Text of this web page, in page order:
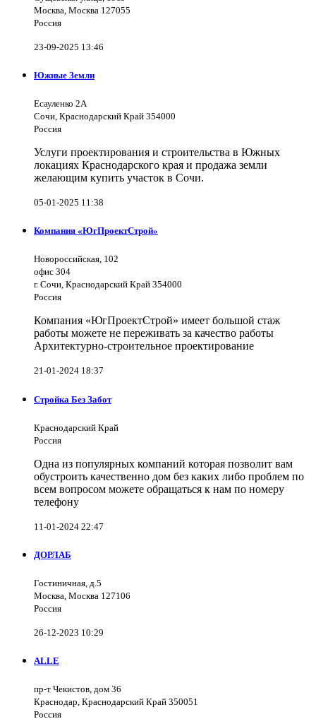
Москва, Москва 127055
Россия
23-09-2025 13:46
Южные Земли
Есауленко 2А
Сочи, Краснодарский Край 354000
Россия
Услуги проектирования и строительства в Южных
локациях Краснодарского края и продажа земли
желающим купить участок в Сочи.
05-01-2025 11:38
Компания «ЮгПроектСтрой»
Новороссийская, 102
офис 304
г. Сочи, Краснодарский Край 354000
Россия
Компания «ЮгПроектСтрой» имеет большой стаж
работы можете не переживать за качество работы
Архитектурно-строительное проектирование
21-01-2024 18:37
Стройка Без Забот
Краснодарский Край
Россия
Одна из популярных компаний которая позволит вам
обустроить качественно дом без каких либо проблем по
всем вопросом можете обращаться к нам по номеру
телефону
11-01-2024 22:47
ДОРЛАБ
Гостиничная, д.5
Москва, Москва 127106
Россия
26-12-2023 10:29
ALLE
пр-т Чекистов, дом 36
Краснодар, Краснодарский Край 350051
Россия